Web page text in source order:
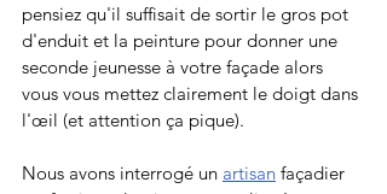
pensiez qu'il suffisait de sortir le gros pot
d'enduit et la peinture pour donner une
seconde jeunesse à votre façade alors
vous vous mettez clairement le doigt dans
l'œil (et attention ça pique).
Nous avons interrogé un artisan façadier